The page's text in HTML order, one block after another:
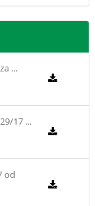
...
17 ...
od